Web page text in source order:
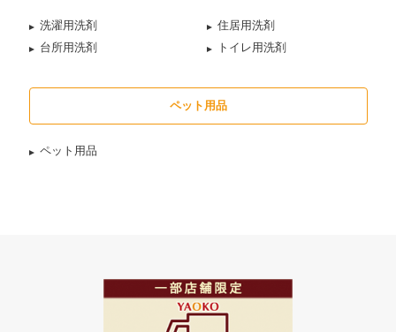
洗濯用洗剤
住居用洗剤
台所用洗剤
トイレ用洗剤
ペット用品
ペット用品